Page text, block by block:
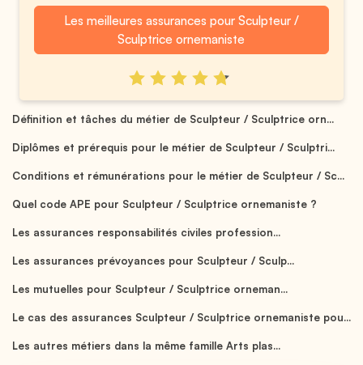
Les meilleures assurances pour Sculpteur /
Sculptrice ornemaniste
Définition et tâches du métier de Sculpteur / Sculptrice orn...
Diplômes et prérequis pour le métier de Sculpteur / Sculptri...
Conditions et rémunérations pour le métier de Sculpteur / Sc...
Quel code APE pour Sculpteur / Sculptrice ornemaniste ?
Les assurances responsabilités civiles profession...
Les assurances prévoyances pour Sculpteur / Sculp...
Les mutuelles pour Sculpteur / Sculptrice orneman...
Le cas des assurances Sculpteur / Sculptrice ornemaniste pou...
Les autres métiers dans la même famille Arts plas...